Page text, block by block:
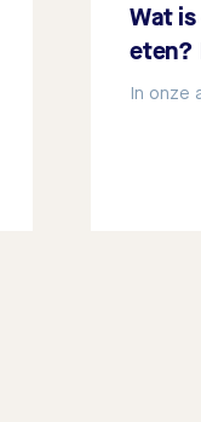
Wat
eten?
In onze